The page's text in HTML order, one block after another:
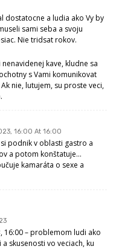
dostatocne a ludia ako Vy by
sami seba a svoju
Nie tridsat rokov.
kave, kludne sa
s Vami komunikovat
nie, lutujem, su proste veci,
16:00 At 16:00
podnik v oblasti gastro a
a potom konštatuje…
kamaráta o sexe a
16:00 – problemom ludi ako
skusenosti vo veciach, ku